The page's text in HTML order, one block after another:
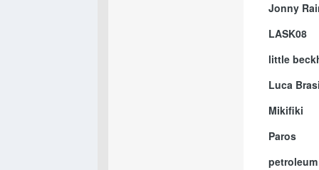
Jonny
LASK08
little
Luca Brasi
Mikifiki
Paros
petroleum